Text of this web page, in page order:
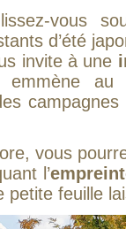
vous
d’été
invite à une
emmène au
vous
l’
feuille